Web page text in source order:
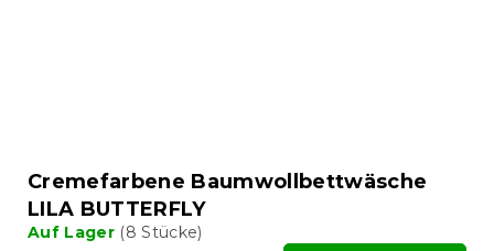
Cremefarbene Baumwollbettwäsche
LILA BUTTERFLY
Auf Lager (8 Stücke)